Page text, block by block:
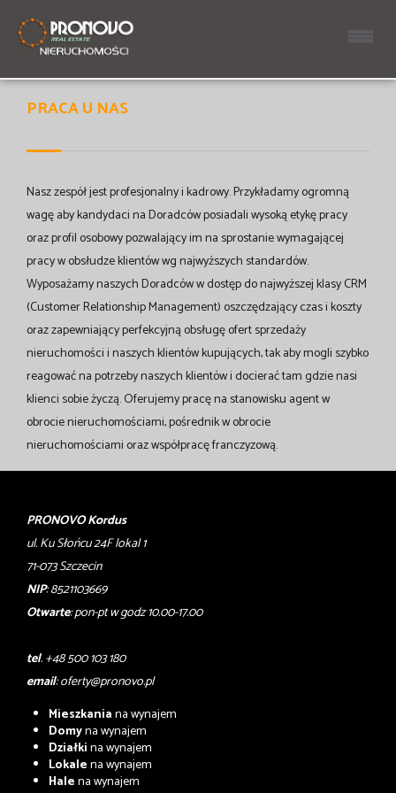
Strona główna
PRACA U NAS
Nasz zespół jest profesjonalny i kadrowy. Przykładamy ogromną
wagę aby kandydaci na Doradców posiadali wysoką etykę pracy
oraz profil osobowy pozwalający im na sprostanie wymagającej
pracy w obsłudze klientów wg najwyższych standardów.
Wyposażamy naszych Doradców w dostęp do najwyższej klasy CRM
(Customer Relationship Management) oszczędzający czas i koszty
oraz zapewniający perfekcyjną obsługę ofert sprzedaży
nieruchomości i naszych klientów kupujących, tak aby mogli szybko
reagować na potrzeby naszych klientów i docierać tam gdzie nasi
klienci sobie życzą. Oferujemy pracę na stanowisku agent w
obrocie nieruchomościami, pośrednik w obrocie
nieruchomościami oraz współpracę franczyzową.
PRONOVO Kordus
ul. Ku Słońcu 24F lokal 1
71-073 Szczecin
NIP: 8521103669
Otwarte: pon-pt w godz 10.00-17.00
tel. +48 500 103 180
email:oferty@pronovo.pl
Mieszkaniana wynajem
Domyna wynajem
Działkina wynajem
Lokalena wynajem
Halena wynajem